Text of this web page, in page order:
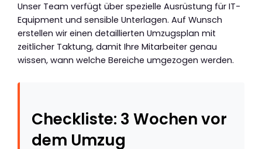
Unser Team verfügt über spezielle Ausrüstung für IT-
Equipment und sensible Unterlagen. Auf Wunsch
erstellen wir einen detaillierten Umzugsplan mit
zeitlicher Taktung, damit Ihre Mitarbeiter genau
wissen, wann welche Bereiche umgezogen werden.
Checkliste: 3 Wochen vor
dem Umzug